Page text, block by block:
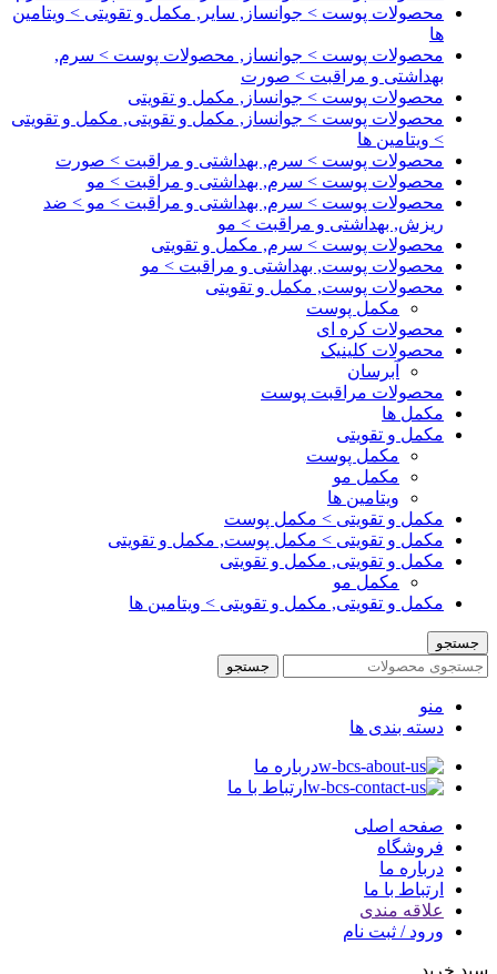
محصولات پوست > جوانساز, سایر, مکمل و تقویتی > ویتامین
ها
محصولات پوست > جوانساز, محصولات پوست > سرم,
بهداشتی و مراقبت > صورت
محصولات پوست > جوانساز, مکمل و تقویتی
محصولات پوست > جوانساز, مکمل و تقویتی, مکمل و تقویتی
> ویتامین ها
محصولات پوست > سرم, بهداشتی و مراقبت > صورت
محصولات پوست > سرم, بهداشتی و مراقبت > مو
محصولات پوست > سرم, بهداشتی و مراقبت > مو > ضد
ریزش, بهداشتی و مراقبت > مو
محصولات پوست > سرم, مکمل و تقویتی
محصولات پوست, بهداشتی و مراقبت > مو
محصولات پوست, مکمل و تقویتی
مکمل پوست
محصولات کره ای
محصولات کلینیک
آبرسان
محصولات مراقبت پوست
مکمل ها
مکمل و تقویتی
مکمل پوست
مکمل مو
ویتامین ها
مکمل و تقویتی > مکمل پوست
مکمل و تقویتی > مکمل پوست, مکمل و تقویتی
مکمل و تقویتی, مکمل و تقویتی
مکمل مو
مکمل و تقویتی, مکمل و تقویتی > ویتامین ها
جستجو
جستجو
منو
دسته بندی ها
درباره ما
ارتباط با ما
صفحه اصلی
فروشگاه
درباره ما
ارتباط با ما
علاقه مندی
ورود / ثبت نام